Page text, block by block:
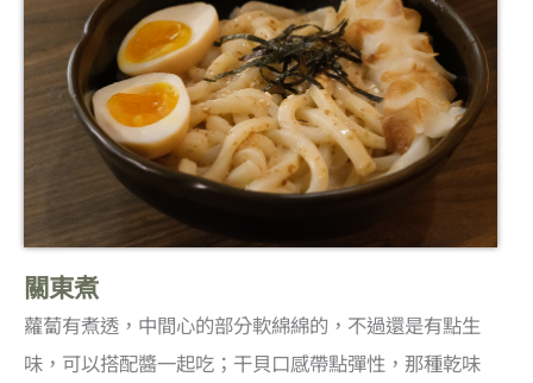
關東煮
蘿蔔有煮透，中間心的部分軟綿綿的，不過還是有點生
味，可以搭配醬一起吃；干貝口感帶點彈性，那種乾味